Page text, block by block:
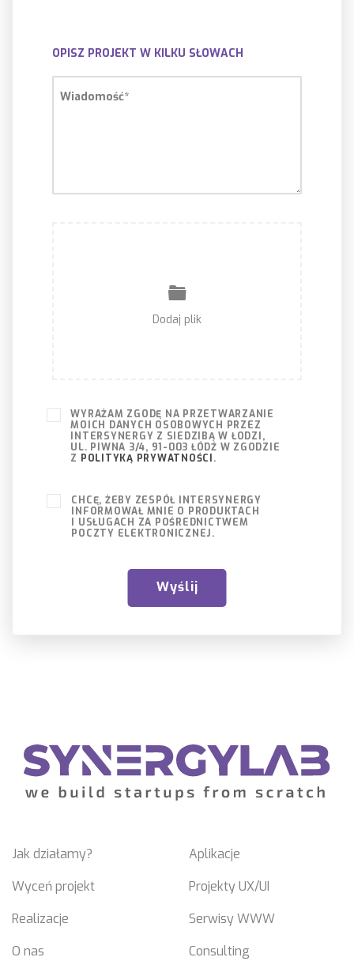
OPISZ PROJEKT W KILKU SŁOWACH
Wiadomość*
Dodaj plik
WYRAŻAM ZGODĘ NA PRZETWARZANIE
MOICH DANYCH OSOBOWYCH PRZEZ
INTERSYNERGY Z SIEDZIBĄ W ŁODZI,
UL. PIWNA 3/4, 91-003 ŁÓDŹ W ZGODZIE
Z POLITYKĄ PRYWATNOŚCI.
CHCĘ, ŻEBY ZESPÓŁ INTERSYNERGY
INFORMOWAŁ MNIE O PRODUKTACH
I USŁUGACH ZA POŚREDNICTWEM
POCZTY ELEKTRONICZNEJ.
Jak działamy?
Wyceń projekt
Realizacje
O nas
Aplikacje
Projekty UX/UI
Serwisy WWW
Consulting